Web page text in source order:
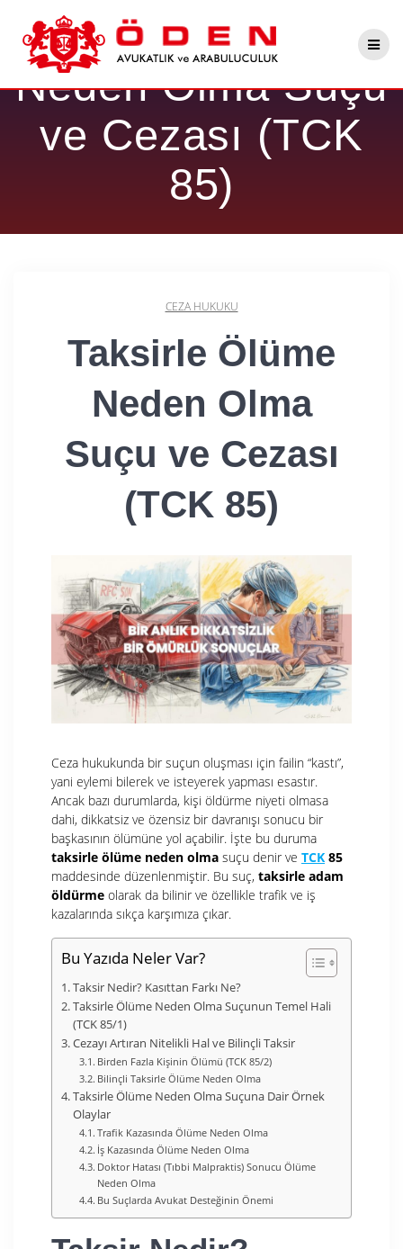
to
content
Taksirle Ölüme
Neden Olma Suçu
ve Cezası (TCK
85)
CEZA HUKUKU
Taksirle Ölüme
Neden Olma
Suçu ve Cezası
(TCK 85)
Ceza hukukunda bir suçun oluşması için failin “kastı”,
yani eylemi bilerek ve isteyerek yapması esastır.
Ancak bazı durumlarda, kişi öldürme niyeti olmasa
dahi, dikkatsiz ve özensiz bir davranışı sonucu bir
başkasının ölümüne yol açabilir. İşte bu duruma
taksirle ölüme neden olma suçu denir ve TCK 85
maddesinde düzenlenmiştir. Bu suç, taksirle adam
öldürme olarak da bilinir ve özellikle trafik ve iş
kazalarında sıkça karşımıza çıkar.
Bu Yazıda Neler Var?
Taksir Nedir? Kasıttan Farkı Ne?
Taksirle Ölüme Neden Olma Suçunun Temel Hali
(TCK 85/1)
Cezayı Artıran Nitelikli Hal ve Bilinçli Taksir
Birden Fazla Kişinin Ölümü (TCK 85/2)
Bilinçli Taksirle Ölüme Neden Olma
Taksirle Ölüme Neden Olma Suçuna Dair Örnek
Olaylar
Trafik Kazasında Ölüme Neden Olma
İş Kazasında Ölüme Neden Olma
Doktor Hatası (Tıbbi Malpraktis) Sonucu Ölüme
Neden Olma
Bu Suçlarda Avukat Desteğinin Önemi